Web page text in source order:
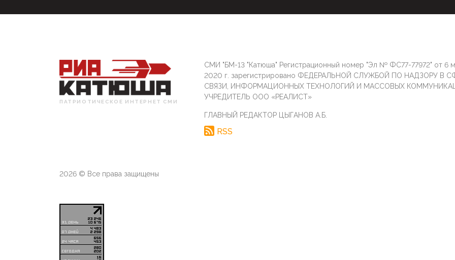
ПАТРИОТИЧЕСКОЕ ИНТЕРНЕТ СМИ
СМИ "БМ-13 "Катюша" Регистрационный номер "Эл № ФС77-77972" от 6
2020 г. зарегистрировано ФЕДЕРАЛЬНОЙ СЛУЖБОЙ ПО НАДЗОРУ В
СВЯЗИ, ИНФОРМАЦИОННЫХ ТЕХНОЛОГИЙ И МАССОВЫХ
УЧРЕДИТЕЛЬ ООО «РЕАЛИСТ»
ГЛАВНЫЙ РЕДАКТОР ЦЫГАНОВ А.Б.
RSS
2026 © Все права защищены